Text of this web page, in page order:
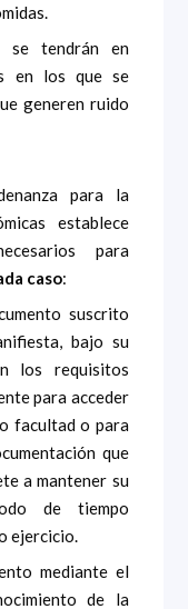
se tendrán en
en los que se
generen ruido
para la
establece
para
caso:
suscrito
bajo su
los requisitos
para acceder
facultad o para
que
a mantener su
de tiempo
ejercicio.
mediante el
de la